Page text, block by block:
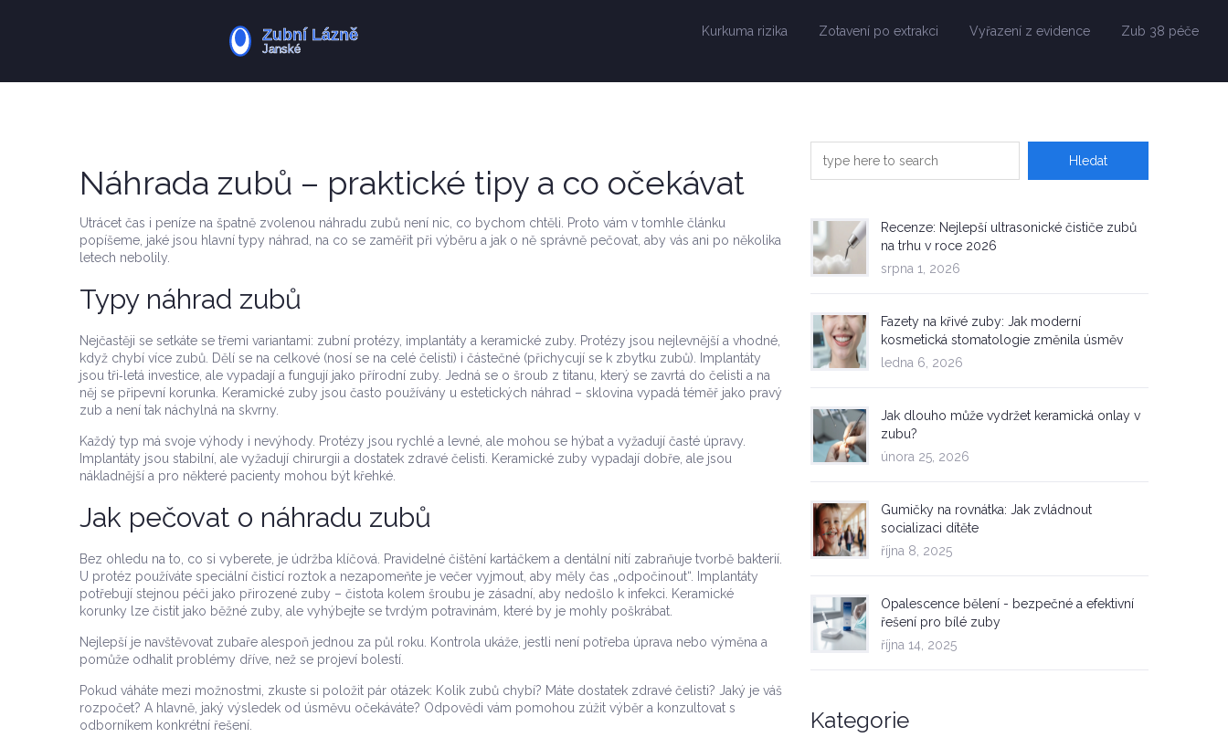
Kurkuma rizika Zotavení po extrakci Vyřazení z evidence Zub 38 péče
Náhrada zubů – praktické tipy a co očekávat
Utrácet čas i peníze na špatně zvolenou náhradu zubů není nic, co bychom chtěli. Proto vám v tomhle článku
popíšeme, jaké jsou hlavní typy náhrad, na co se zaměřit při výběru a jak o ně správně pečovat, aby vás ani po několika
letech nebolily.
Typy náhrad zubů
Nejčastěji se setkáte se třemi variantami: zubní protézy, implantáty a keramické zuby. Protézy jsou nejlevnější a vhodné,
když chybí více zubů. Dělí se na celkové (nosí se na celé čelisti) i částečné (přichycují se k zbytku zubů). Implantáty
jsou tři‑letá investice, ale vypadají a fungují jako přírodní zuby. Jedná se o šroub z titanu, který se zavrtá do čelisti a na
něj se připevní korunka. Keramické zuby jsou často používány u estetických náhrad – sklovina vypadá téměř jako pravý
zub a není tak náchylná na skvrny.
Každý typ má svoje výhody i nevýhody. Protézy jsou rychlé a levné, ale mohou se hýbat a vyžadují časté úpravy.
Implantáty jsou stabilní, ale vyžadují chirurgii a dostatek zdravé čelisti. Keramické zuby vypadají dobře, ale jsou
nákladnější a pro některé pacienty mohou být křehké.
Jak pečovat o náhradu zubů
Bez ohledu na to, co si vyberete, je údržba klíčová. Pravidelné čištění kartáčkem a dentální nití zabraňuje tvorbě bakterií.
U protéz používáte speciální čisticí roztok a nezapomeňte je večer vyjmout, aby měly čas „odpočinout“. Implantáty
potřebují stejnou péči jako přirozené zuby – čistota kolem šroubu je zásadní, aby nedošlo k infekci. Keramické
korunky lze čistit jako běžné zuby, ale vyhýbejte se tvrdým potravinám, které by je mohly poškrábat.
Nejlepší je navštěvovat zubaře alespoň jednou za půl roku. Kontrola ukáže, jestli není potřeba úprava nebo výměna a
pomůže odhalit problémy dříve, než se projeví bolestí.
Pokud váháte mezi možnostmi, zkuste si položit pár otázek: Kolik zubů chybí? Máte dostatek zdravé čelisti? Jaký je váš
rozpočet? A hlavně, jaký výsledek od úsměvu očekáváte? Odpovědi vám pomohou zúžit výběr a konzultovat s
odborníkem konkrétní řešení.
Recenze: Nejlepší ultrasonické čističe zubů
na trhu v roce 2026
srpna 1, 2026
Fazety na křivé zuby: Jak moderní
kosmetická stomatologie změnila úsměv
ledna 6, 2026
Jak dlouho může vydržet keramická onlay v
zubu?
února 25, 2026
Gumičky na rovnátka: Jak zvládnout
socializaci dítěte
října 8, 2025
Opalescence bělení - bezpečné a efektivní
řešení pro bílé zuby
října 14, 2025
Kategorie